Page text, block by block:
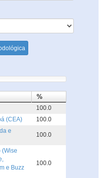
%
100.0
(CEA) 100.0
e
100.0
(Wise
e Buzz
100.0